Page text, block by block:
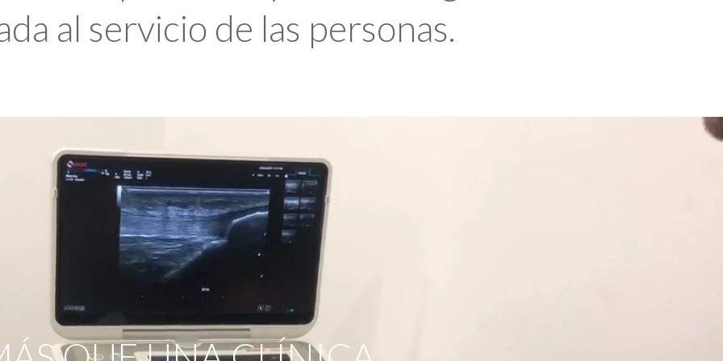
al servicio de las personas.